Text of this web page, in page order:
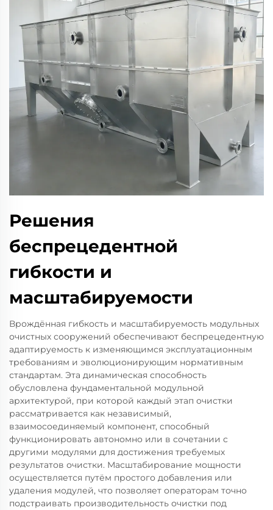
Решения
беспрецедентной
гибкости и
масштабируемости
Врождённая гибкость и масштабируемость модульных
очистных сооружений обеспечивают беспрецедентную
адаптируемость к изменяющимся эксплуатационным
требованиям и эволюционирующим нормативным
стандартам. Эта динамическая способность
обусловлена фундаментальной модульной
архитектурой, при которой каждый этап очистки
рассматривается как независимый,
взаимосоединяемый компонент, способный
функционировать автономно или в сочетании с
другими модулями для достижения требуемых
результатов очистки. Масштабирование мощности
осуществляется путём простого добавления или
удаления модулей, что позволяет операторам точно
подстраивать производительность очистки под